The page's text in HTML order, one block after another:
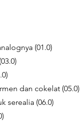
(01.0)
dan cokelat (05.0)
serealia (06.0)